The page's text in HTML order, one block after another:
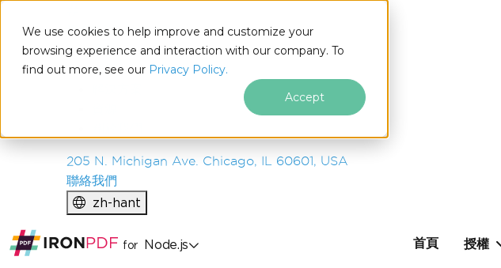
We use cookies to help improve and customize your
browsing experience and interaction with our company. To
find out more, see our Privacy Policy.
Accept
IRONSOFTWARE
產品
企業
205 N. Michigan Ave. Chicago, IL 60601, USA
聯絡我們
zh-hant
for Node.js 首頁 授權